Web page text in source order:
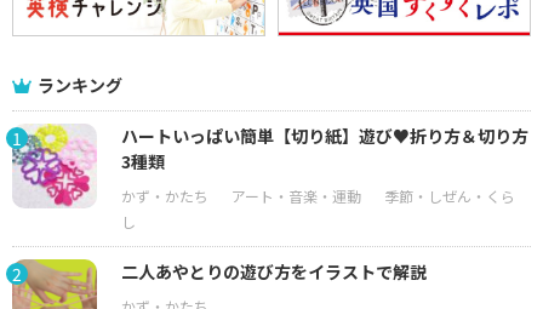
ランキング
1
ハートいっぱい簡単【切り紙】遊び♥折り方＆切り方
3種類
2 二人あやとりの遊び方をイラストで解説